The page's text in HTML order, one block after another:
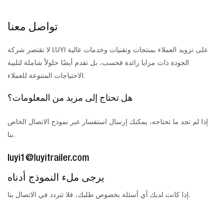
تواصل معنا
لا تقتصر شركة LUYI على تزويد العملاء بمنتجات وتقنيات وخدمات عالية
الجودة ذات مزايا رائدة فحسب، بل تقدم أيضًا حلولاً شاملة لتلبية
الاحتياجات المتنوعة للعملاء.
هل تحتاج إلى مزيد من المعلومات؟
إذا لم تجد ما تحتاجه، يمكنك إرسال استفسار عبر نموذج الاتصال الخاص
بنا.
luyi1@luyitrailer.com
يرجى ملء النموذج أدناه
إذا كانت لديك أي أسئلة بخصوص طلبك، فلا تتردد في الاتصال بنا.